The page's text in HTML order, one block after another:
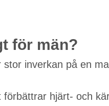
för män?
inverkan på en
hjärt- och